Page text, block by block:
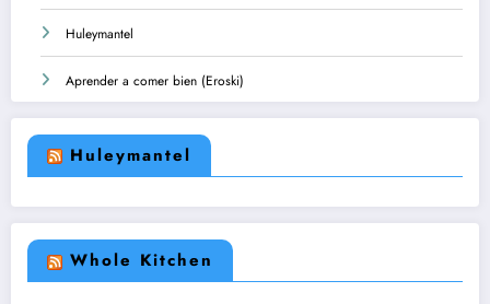
Huleymantel
Aprender a comer bien (Eroski)
Huleymantel
Whole Kitchen